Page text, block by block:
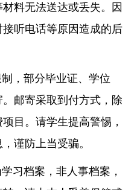
料无法送达或丢失。因
听电话等原因造成的后
，部分毕业证、学位
邮寄采取到付方式，除
目。请学生提高警惕，
谨防上当受骗。
习档案，非人事档案，